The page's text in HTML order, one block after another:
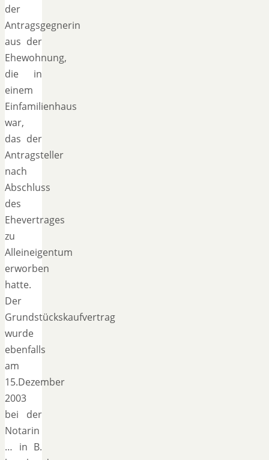
der
Antragsgegnerin
aus der
Ehewohnung,
die in
einem
Einfamilienhaus
war,
das der
Antragsteller
nach
Abschluss
des
Ehevertrages
zu
Alleineigentum
erworben
hatte.
Der
Grundstückskaufvertrag
wurde
ebenfalls
am
15.Dezember
2003
bei der
Notarin
… in B.